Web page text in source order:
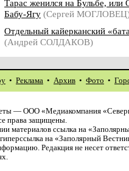
Тарас женился на Бульбе, или
Бабу-Ягу (Сергей
Отдельный кайерканский
(Андрей СОЛДАКОВ)
• Реклама • Архив • Фото •
— ООО «Медиакомпания
права защищены.
материалов ссылка на
на «Заполярный
Редакция не несет